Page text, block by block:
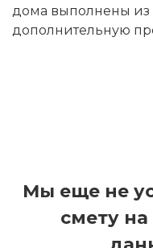
дома выполнены из
дополнительную
Мы еще не
смету на